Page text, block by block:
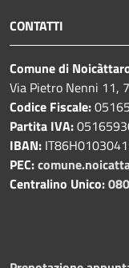
CONTATTI
Comune di
Via Pietro Nenni 11,
Codice Fiscale:
Partita IVA:
IBAN:
PEC:
Centralino Unico: